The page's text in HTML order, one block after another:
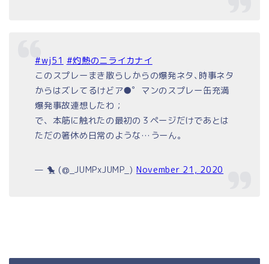
#wj51 #灼熱のニライカナイ
このスプレーまき散らしからの爆発ネタ､時事ネタ
からはズレてるけどア●゜マンのスプレー缶充満
爆発事故連想したわ；
で、本筋に触れたの最初の３ページだけであとは
ただの箸休め日常のような…うーん。
— 🐤 (@_JUMPxJUMP_) November 21, 2020